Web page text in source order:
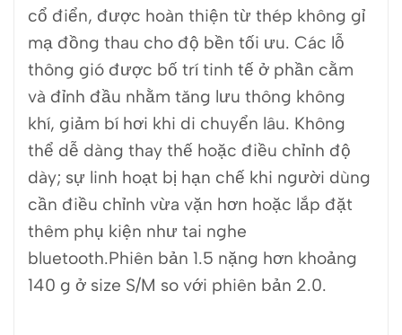
cổ điển, được hoàn thiện từ thép không gỉ
mạ đồng thau cho độ bền tối ưu. Các lỗ
thông gió được bố trí tinh tế ở phần cằm
và đỉnh đầu nhằm tăng lưu thông không
khí, giảm bí hơi khi di chuyển lâu. Không
thể dễ dàng thay thế hoặc điều chỉnh độ
dày; sự linh hoạt bị hạn chế khi người dùng
cần điều chỉnh vừa vặn hơn hoặc lắp đặt
thêm phụ kiện như tai nghe
bluetooth.Phiên bản 1.5 nặng hơn khoảng
140 g ở size S/M so với phiên bản 2.0.